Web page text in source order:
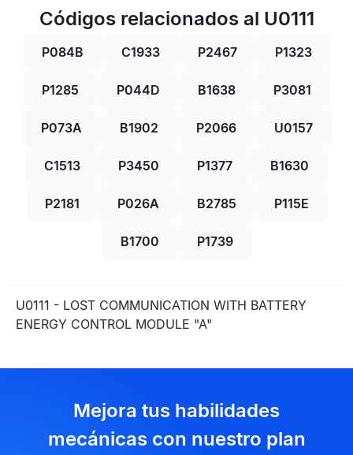
Códigos relacionados al U0111
P084B C1933 P2467 P1323
P1285 P044D B1638 P3081
P073A B1902 P2066 U0157
C1513 P3450 P1377 B1630
P2181 P026A B2785 P115E
B1700 P1739
U0111 - LOST COMMUNICATION WITH BATTERY
ENERGY CONTROL MODULE "A"
Mejora tus habilidades
mecánicas con nuestro plan